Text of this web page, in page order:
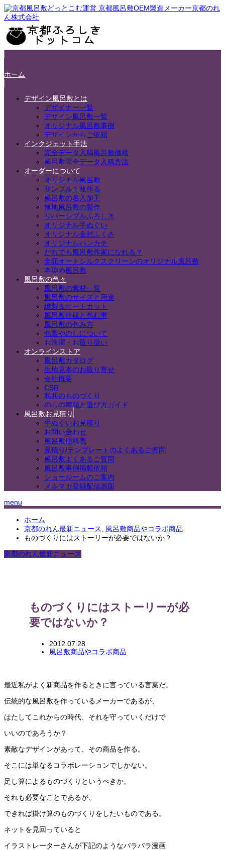
ホーム
デザイン風呂敷とは
デザイナー一覧
デザイン風呂敷一覧
オリジナル風呂敷事例
デザインからご依頼
インクジェット手法
完全データ入稿風呂敷価格
風呂敷完全データ入稿方法
オーダーについて
オリジナル風呂敷
サンプル１枚作る
風呂敷の名入加工
無地風呂敷の製作
リバーシブルふろしき
オリジナル手ぬぐい
オリジナル金封ふくさ
オリジナルハンカチ
だれでも風呂敷作家になれる？
全面オートシルクスクリーンのオリジナル風呂敷
本染め風呂敷
風呂敷の色々
風呂敷の素材一覧
風呂敷のサイズと用途
縫製＆ヒートカット
風呂敷仕様と包む事
風呂敷の包み方
包装やのしについて
お洗濯・お取り扱い
オンラインストア
風呂敷カタログ
生地見本のお取り寄せ
会社概要
CSR
私共のものづくり
のしの種類と選び方ガイド
風呂敷お見積り
手ぬぐいお見積り
お問い合わせ
風呂敷価格表
見積り/テンプレートのよくあるご質問
風呂敷よくあるご質問
風呂敷事例掲載依頼
ショールームのご案内
メルマガ登録配信画面
menu
ホーム
京都のれん最新ニュース
風呂敷商品やコラボ商品
ものづくりにはストーリーが必要ではないか？
京都のれん最新ニュース
ものづくりにはストーリーが必
要ではないか？
2012.07.28
風呂敷商品やコラボ商品
最近私がよく新商品を作るときに言っている言葉だ。
伝統的な風呂敷を作っているメーカーであるが、
はたしてこれからの時代、それを守っていくだけで
いいのであろうか？
素敵なデザインがあって、その商品を作る。
そこには単なるコラボレーションでしかない。
足し算によるものづくりというべきか。
それも必要なことであるが、
できれば掛け算のものづくりをしたいものである。
ネットを見回っていると
イラストレーターさんが下記のようなパラパラ漫画